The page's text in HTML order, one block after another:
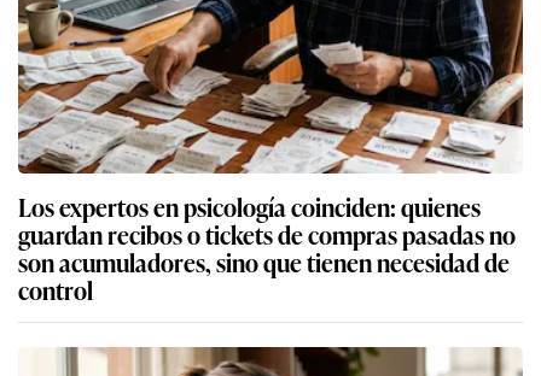
Los expertos en psicología coinciden: quienes
guardan recibos o tickets de compras pasadas no
son acumuladores, sino que tienen necesidad de
control